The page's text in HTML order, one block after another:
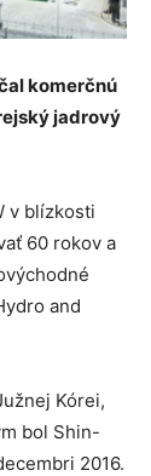
komerčnú
jadrový
v blízkosti
60 rokov a
and
Kórei,
bol Shin-
2016.